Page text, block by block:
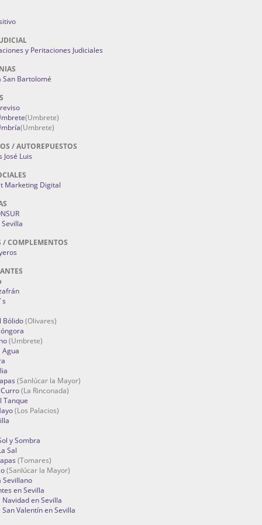
y Peritaciones Judiciales
San Bartolomé
(Umbrete)
(Umbrete)
/ AUTOREPUESTOS
José Luis
Marketing Digital
/ COMPLEMENTOS
Bólido(Olivares)
(Umbrete)
(Sanlúcar la Mayor)
(La Rinconada)
Tanque
(Los Palacios)
y Sombra
Sal
(Tomares)
(Sanlúcar la Mayor)
Sevillano
en Sevilla
Navidad en Sevilla
Valentín en Sevilla